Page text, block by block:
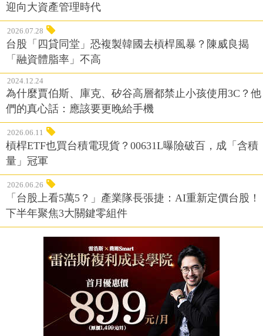
迎向大資產管理時代
2026.07.28
台股「四貸同堂」恐複製韓國去槓桿風暴？陳威良揭
「融資體脂率」不高
2024.12.24
為什麼賈伯斯、庫克、矽谷高層都禁止小孩使用3C？他
們的真心話：應該要更晚給手機
2026.06.11
槓桿ETF也買台積電現貨？00631L曝險破百，成「含積
量」冠軍
2026.06.26
「台股上看5萬5？」產業隊長張捷：AI重新定價台股！
下半年聚焦3大關鍵零組件